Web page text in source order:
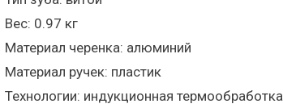
Вес: 0.97 кг
Материал черенка: алюминий
Материал ручек: пластик
Технологии: индукционная